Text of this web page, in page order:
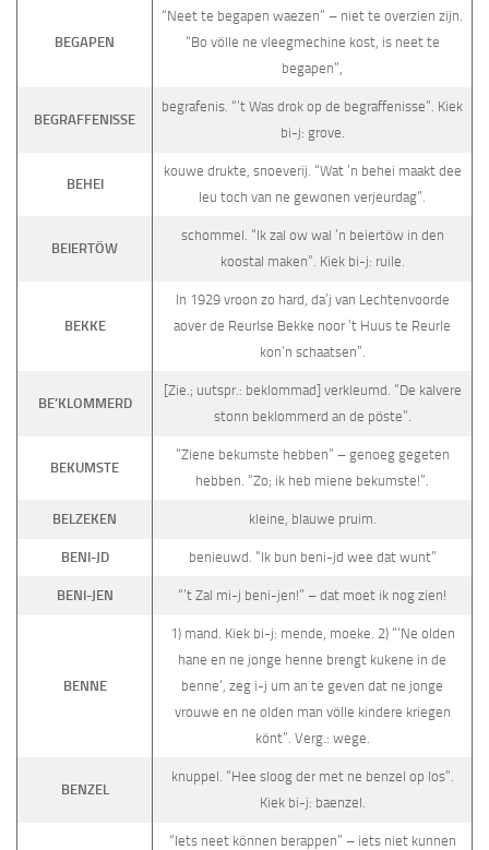
BEGAPEN
“Neet te begapen waezen” – niet te overzien zijn.
“Bo völle ne vleegmechine kost, is neet te
begapen”,
BEGRAFFENISSE
begrafenis. “’t Was drok op de begraffenisse”. Kiek
bi-j: grove.
BEHEI
kouwe drukte, snoeverij. “Wat ’n behei maakt dee
leu toch van ne gewonen verjeurdag”.
BEIERTÖW
schommel. “Ik zal ow wal ’n beiertöw in den
koostal maken”. Kiek bi-j: ruile.
BEKKE
In 1929 vroon zo hard, da’j van Lechtenvoorde
aover de Reurlse Bekke noor ’t Huus te Reurle
kon’n schaatsen”.
BE’KLOMMERD
[Zie.; uutspr.: beklommad] verkleumd. “De kalvere
stonn beklommerd an de pöste”.
BEKUMSTE
“Ziene bekumste hebben” – genoeg gegeten
hebben. “Zo; ik heb miene bekumste!”.
BELZEKEN kleine, blauwe pruim.
BENI-JD benieuwd. “Ik bun beni-jd wee dat wunt”
BENI-JEN “’t Zal mi-j beni-jen!” – dat moet ik nog zien!
BENNE
1) mand. Kiek bi-j: mende, moeke. 2) “‘Ne olden
hane en ne jonge henne brengt kukene in de
benne’, zeg i-j um an te geven dat ne jonge
vrouwe en ne olden man völle kindere kriegen
könt”. Verg.: wege.
BENZEL
knuppel. “Hee sloog der met ne benzel op los”.
Kiek bi-j: baenzel.
“Iets neet können berappen” – iets niet kunnen